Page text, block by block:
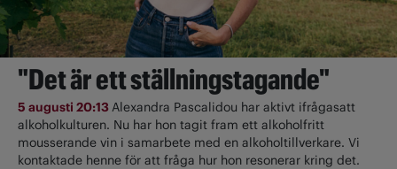
"Det är ett ställningstagande"
5 augusti 20:13 Alexandra Pascalidou har aktivt ifrågasatt
alkoholkulturen. Nu har hon tagit fram ett alkoholfritt
mousserande vin i samarbete med en alkoholtillverkare. Vi
kontaktade henne för att fråga hur hon resonerar kring det.